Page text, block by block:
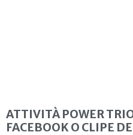
ATTIVITÀ POWER
FACEBOOK O CLIPE